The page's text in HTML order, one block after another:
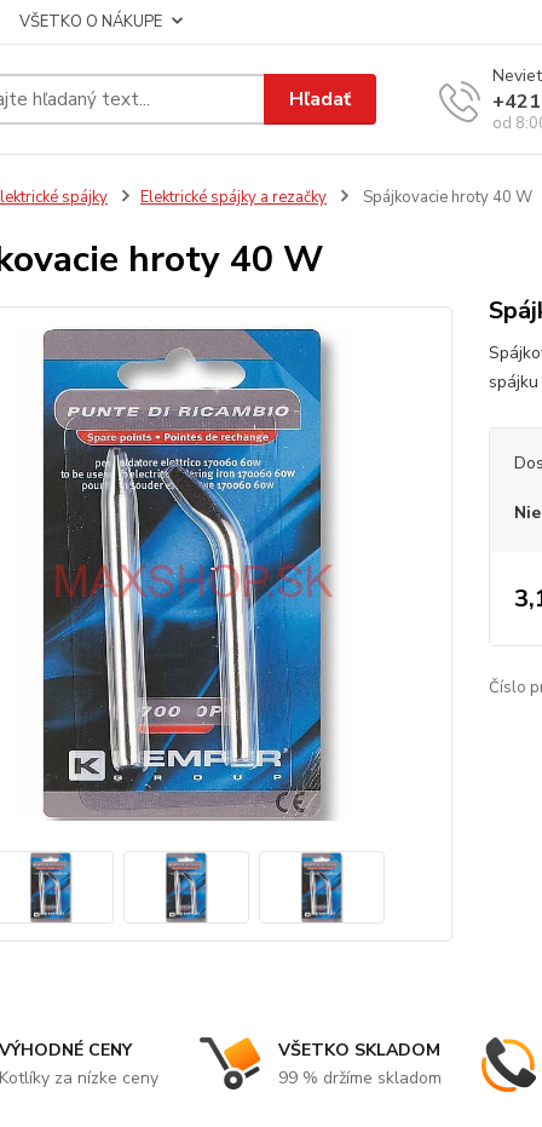
VŠETKO O NÁKUPE
Hľadať
od
spájky Elektrické spájky a rezačky Spájkovacie hroty 40 W
hroty 40 W
Číslo
CENY
za nízke ceny
VŠETKO SKLADOM
99 % držíme skladom